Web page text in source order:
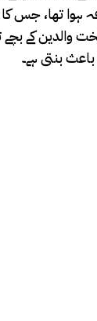
ہوا تھا،
کے
بنتی ہے۔